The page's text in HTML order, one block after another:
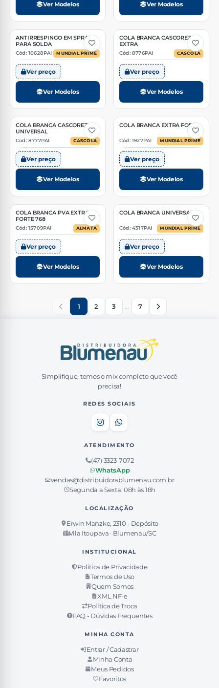
Ver Modelos Ver Modelos
2 Opções
ANTIRRESPINGO EM SPRAY
PARA SOLDA
Cód: 10628PAI
MUNDIAL PRIME
Ver preço
Ver Modelos
2 Opções
COLA BRANCA CASCOREZ
EXTRA
Cód: 8776PAI
CASCOLA
Ver preço
Ver Modelos
2 Opções
COLA BRANCA CASCOREZ
UNIVERSAL
Cód: 8777PAI
CASCOLA
Ver preço
Ver Modelos
1 Opção
COLA BRANCA EXTRA FORTE
Cód: 1927PAI MUNDIAL PRIME
Ver preço
Ver Modelos
3 Opções
COLA BRANCA PVA EXTRA
FORTE 768
Cód: 15709PAI
ALMATA
Ver preço
Ver Modelos
1 Opção
COLA BRANCA UNIVERSAL
Cód: 4317PAI MUNDIAL PRIME
Ver preço
Ver Modelos
1 2 3 … 7
Simplifique, temos o mix completo que você
precisa!
REDES SOCIAIS
ATENDIMENTO
(47) 3323-7072
WhatsApp
vendas@distribuidorablumenau.com.br
Segunda a Sexta: 08h às 18h
LOCALIZAÇÃO
Erwin Manzke, 2310 - Depósito
Vila Itoupava · Blumenau/SC
INSTITUCIONAL
Política de Privacidade
Termos de Uso
Quem Somos
XML NF-e
Política de Troca
FAQ - Dúvidas Frequentes
MINHA CONTA
Entrar / Cadastrar
Minha Conta
Meus Pedidos
Favoritos